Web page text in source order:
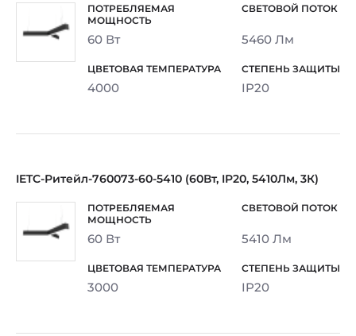
60 Вт 5460 Лм
4000 IP20
IETC-Ритейл-760073-60-5410 (60Вт, IP20, 5410Лм, 3К)
60 Вт 5410 Лм
3000 IP20